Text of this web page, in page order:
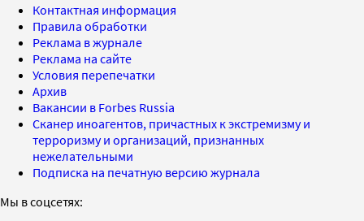
Контактная информация
Правила обработки
Реклама в журнале
Реклама на сайте
Условия перепечатки
Архив
Вакансии в Forbes Russia
Сканер иноагентов, причастных к экстремизму и
терроризму и организаций, признанных
нежелательными
Подписка на печатную версию журнала
Мы в соцсетях: